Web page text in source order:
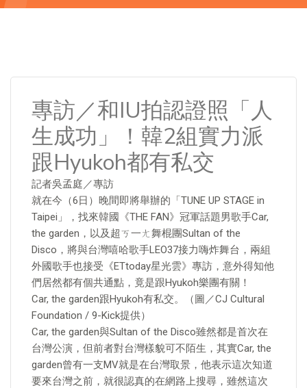
專訪／和IU拍認證照「人
生成功」！韓2組實力派
跟Hyukoh都有私交
記者吳孟庭／專訪
就在今（6日）晚間即將舉辦的「TUNE UP STAGE in
Taipei」，找來韓國《THE FAN》冠軍話題男歌手Car,
the garden，以及超ㄎ一ㄤ舞棍團Sultan of the
Disco，將與台灣嘻哈歌手LEO37接力嗨炸舞台，兩組
外國歌手也接受《ETtoday星光雲》專訪，意外得知他
們居然都有個共通點，竟是跟Hyukoh樂團有關！
Car, the garden跟Hyukoh有私交。（圖／CJ Cultural
Foundation / 9-Kick提供）
Car, the garden與Sultan of the Disco雖然都是首次在
台灣公演，但前者對台灣樣貌可不陌生，其實Car, the
garden曾有一支MV就是在台灣取景，他表示這次知道
要來台灣之前，就很認真的在網路上搜尋，雖然這次